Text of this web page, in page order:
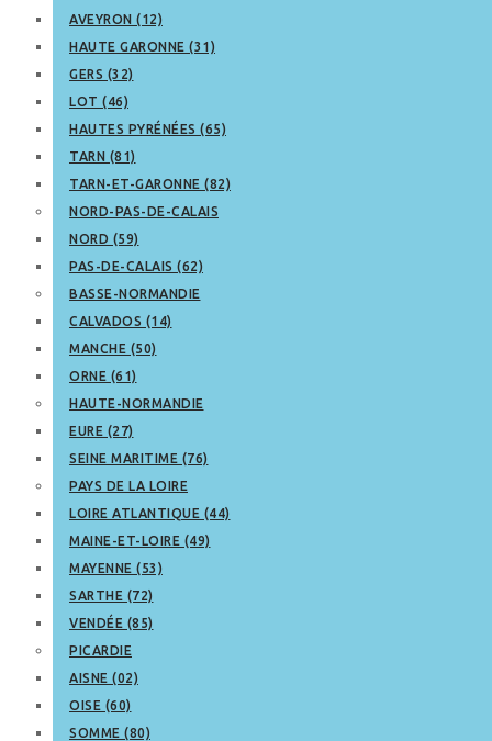
AVEYRON (12)
HAUTE GARONNE (31)
GERS (32)
LOT (46)
HAUTES PYRÉNÉES (65)
TARN (81)
TARN-ET-GARONNE (82)
NORD-PAS-DE-CALAIS
NORD (59)
PAS-DE-CALAIS (62)
BASSE-NORMANDIE
CALVADOS (14)
MANCHE (50)
ORNE (61)
HAUTE-NORMANDIE
EURE (27)
SEINE MARITIME (76)
PAYS DE LA LOIRE
LOIRE ATLANTIQUE (44)
MAINE-ET-LOIRE (49)
MAYENNE (53)
SARTHE (72)
VENDÉE (85)
PICARDIE
AISNE (02)
OISE (60)
SOMME (80)